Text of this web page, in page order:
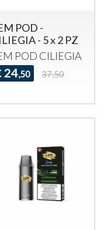
POD -
- 5 x 2 PZ
POD CILIEGIA
24,50 37,50